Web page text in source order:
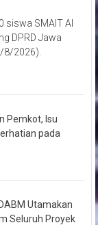
siswa SMAIT Al
DPRD Jawa
8/2026).
Pemkot, Isu
pada
Utamakan
Seluruh Proyek